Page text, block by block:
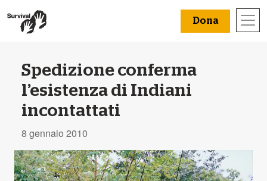
Dona
Spedizione conferma
l’esistenza di Indiani
incontattati
8 gennaio 2010